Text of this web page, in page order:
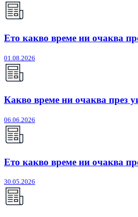
Ето какво време ни очаква
01.08.2026
Какво време ни очаква през
06.06.2026
Ето какво време ни очаква
30.05.2026